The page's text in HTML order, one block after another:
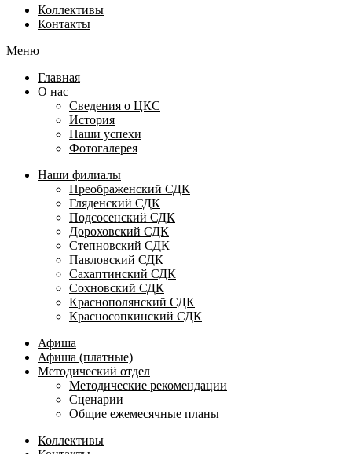
Коллективы
Контакты
Меню
Главная
О нас
Сведения о ЦКС
История
Наши успехи
Фотогалерея
Наши филиалы
Преображенский СДК
Гляденский СДК
Подсосенский СДК
Дороховский СДК
Степновский СДК
Павловский СДК
Сахаптинский СДК
Сохновский СДК
Краснополянский СДК
Красносопкинский СДК
Афиша
Афиша (платные)
Методический отдел
Методические рекомендации
Сценарии
Общие ежемесячные планы
Коллективы